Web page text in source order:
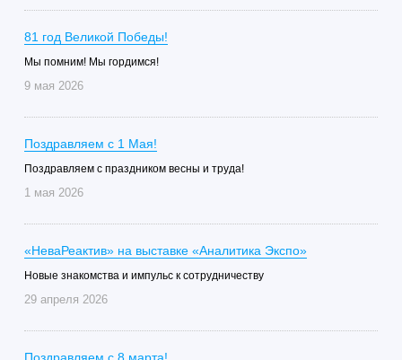
81 год Великой Победы!
Мы помним! Мы гордимся!
9 мая 2026
Поздравляем с 1 Мая!
Поздравляем с праздником весны и труда!
1 мая 2026
«НеваРеактив» на выставке «Аналитика Экспо»
Новые знакомства и импульс к сотрудничеству
29 апреля 2026